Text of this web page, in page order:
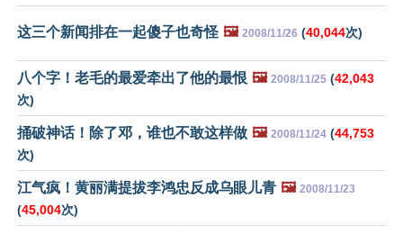
这三个新闻排在一起傻子也奇怪 🖼️ 2008/11/26 (40,044次)
八个字！老毛的最爱牵出了他的最恨 🖼️ 2008/11/25 (42,043
次)
捅破神话！除了邓，谁也不敢这样做 🖼️ 2008/11/24 (44,753
次)
江气疯！黄丽满提拔李鸿忠反成乌眼儿青 🖼️ 2008/11/23
(45,004次)